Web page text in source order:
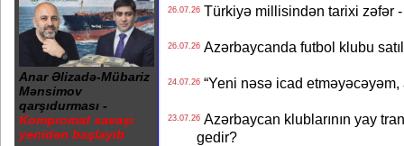
Anar Əlizadə-Mübariz
Mənsimov
qarşıdurması -
Kompromat savaşı
yenidən başlayıb
26.07.26Türkiyə millisindən tarixi zəfər
26.07.26Azərbaycanda futbol klubu
24.07.26“Yeni nəsə icad etməyəcəyəm,
23.07.26Azərbaycan klublarının yay
gedir?